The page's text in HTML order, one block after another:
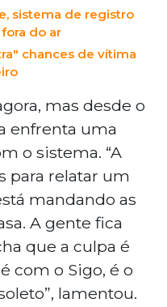
sistema de registro
do ar
chances de vítima
mas desde o
enfrenta uma
o sistema. “A
para relatar um
mandando as
A gente fica
que a culpa é
com o Sigo, é o
lamentou.